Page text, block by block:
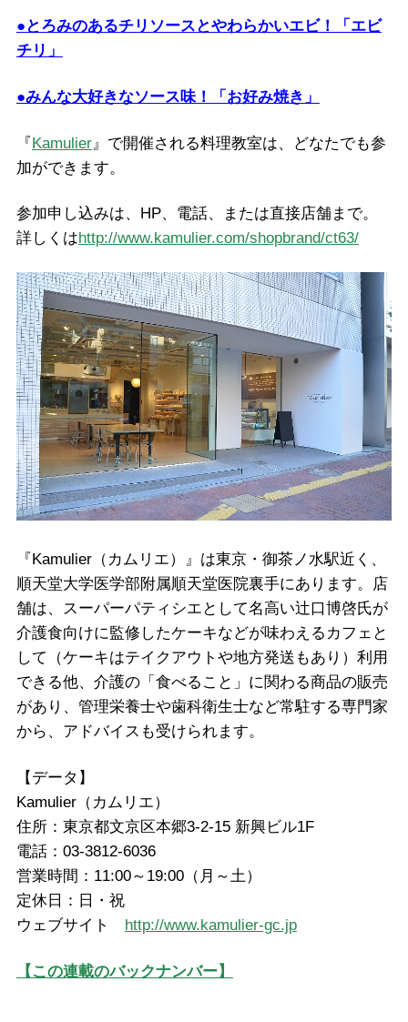
●とろみのあるチリソースとやわらかいエビ！「エビ
チリ」
●みんな大好きなソース味！「お好み焼き」
『Kamulier』で開催される料理教室は、どなたでも参
加ができます。
参加申し込みは、HP、電話、または直接店舗まで。
詳しくはhttp://www.kamulier.com/shopbrand/ct63/
『Kamulier（カムリエ）』は東京・御茶ノ水駅近く、
順天堂大学医学部附属順天堂医院裏手にあります。店
舗は、スーパーパティシエとして名高い辻口博啓氏が
介護食向けに監修したケーキなどが味わえるカフェと
して（ケーキはテイクアウトや地方発送もあり）利用
できる他、介護の「食べること」に関わる商品の販売
があり、管理栄養士や歯科衛生士など常駐する専門家
から、アドバイスも受けられます。
【データ】
Kamulier（カムリエ）
住所：東京都文京区本郷3-2-15 新興ビル1F
電話：03-3812-6036
営業時間：11:00～19:00（月～土）
定休日：日・祝
ウェブサイト http://www.kamulier-gc.jp
【この連載のバックナンバー】